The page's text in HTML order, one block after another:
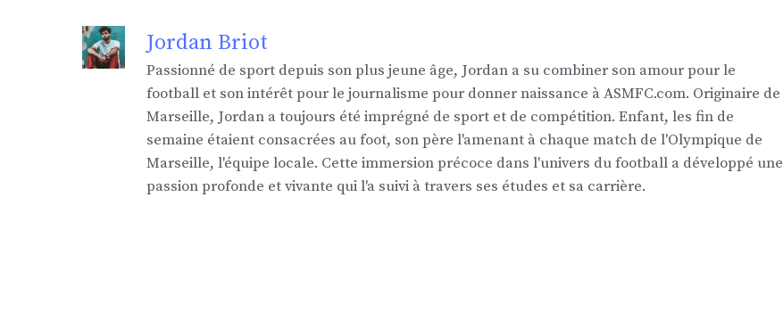
Jordan Briot
Passionné de sport depuis son plus jeune âge, Jordan a su combiner son amour pour le
football et son intérêt pour le journalisme pour donner naissance à ASMFC.com. Originaire de
Marseille, Jordan a toujours été imprégné de sport et de compétition. Enfant, les fin de
semaine étaient consacrées au foot, son père l'amenant à chaque match de l'Olympique de
Marseille, l'équipe locale. Cette immersion précoce dans l'univers du football a développé une
passion profonde et vivante qui l'a suivi à travers ses études et sa carrière.